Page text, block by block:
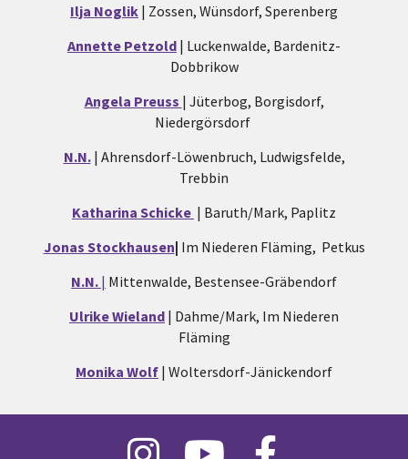
Ilja Noglik | Zossen, Wünsdorf, Sperenberg
Annette Petzold | Luckenwalde, Bardenitz-
Dobbrikow
Angela Preuss | Jüterbog, Borgisdorf,
Niedergörsdorf
N.N. | Ahrensdorf-Löwenbruch, Ludwigsfelde,
Trebbin
Katharina Schicke | Baruth/Mark, Paplitz
Jonas Stockhausen| Im Niederen Fläming, Petkus
N.N. | Mittenwalde, Bestensee-Gräbendorf
Ulrike Wieland | Dahme/Mark, Im Niederen
Fläming
Monika Wolf | Woltersdorf-Jänickendorf